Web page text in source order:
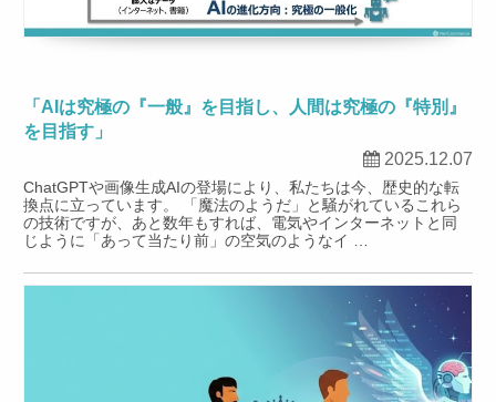
「AIは究極の『一般』を目指し、人間は究極の『特別』
を目指す」
2025.12.07
ChatGPTや画像生成AIの登場により、私たちは今、歴史的な転
換点に立っています。 「魔法のようだ」と騒がれているこれら
の技術ですが、あと数年もすれば、電気やインターネットと同
じように「あって当たり前」の空気のようなイ …